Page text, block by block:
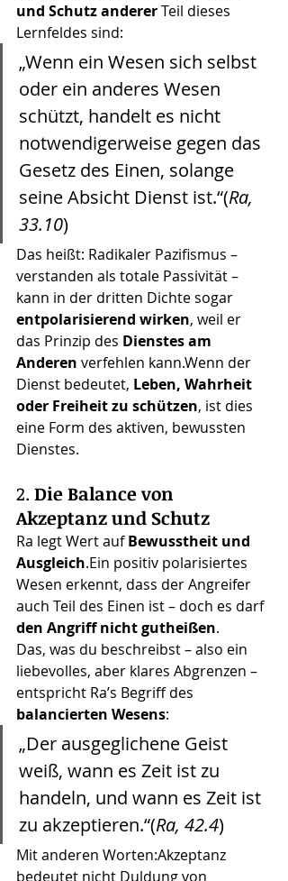
und Schutz anderer Teil dieses
Lernfeldes sind:
„Wenn ein Wesen sich selbst
oder ein anderes Wesen
schützt, handelt es nicht
notwendigerweise gegen das
Gesetz des Einen, solange
seine Absicht Dienst ist.“(Ra,
33.10)
Das heißt: Radikaler Pazifismus –
verstanden als totale Passivität –
kann in der dritten Dichte sogar
entpolarisierend wirken, weil er
das Prinzip des Dienstes am
Anderen verfehlen kann.Wenn der
Dienst bedeutet, Leben, Wahrheit
oder Freiheit zu schützen, ist dies
eine Form des aktiven, bewussten
Dienstes.
2. Die Balance von
Akzeptanz und Schutz
Ra legt Wert auf Bewusstheit und
Ausgleich.Ein positiv polarisiertes
Wesen erkennt, dass der Angreifer
auch Teil des Einen ist – doch es darf
den Angriff nicht gutheißen.
Das, was du beschreibst – also ein
liebevolles, aber klares Abgrenzen –
entspricht Ra’s Begriff des
balancierten Wesens:
„Der ausgeglichene Geist
weiß, wann es Zeit ist zu
handeln, und wann es Zeit ist
zu akzeptieren.“(Ra, 42.4)
Mit anderen Worten:Akzeptanz
bedeutet nicht Duldung von